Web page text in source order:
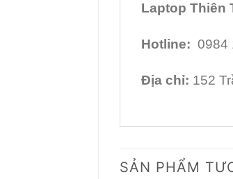
Laptop Thiên
Hotline: 0984
Địa chỉ: 152
SẢN PHẨM